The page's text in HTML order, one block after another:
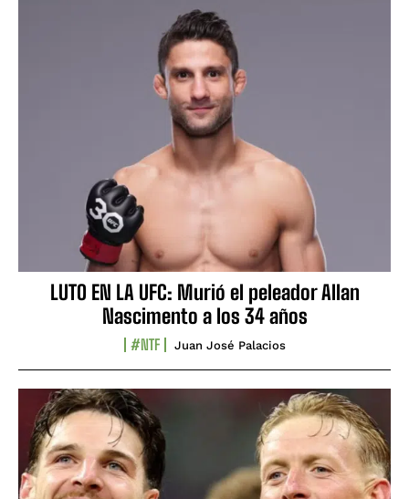
LUTO EN LA UFC: Murió el peleador Allan
Nascimento a los 34 años
#NTF Juan José Palacios